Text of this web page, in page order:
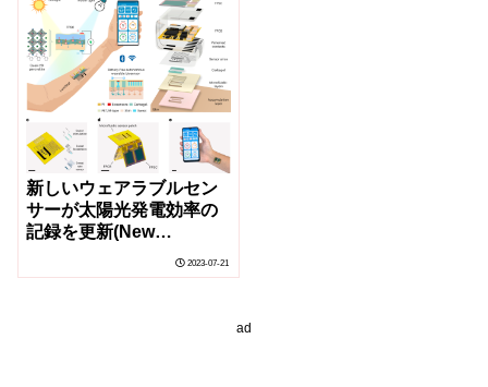
新しいウェアラブルセン
サーが太陽光発電効率の
記録を更新(New
Record for Solar Power
2023-07-21
ad